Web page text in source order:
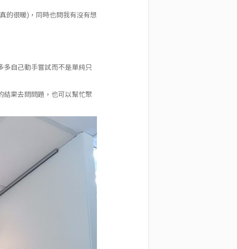
的很暖)，同時也問我有沒有想
自己動手嘗試而不是單純只
結果去問問題，也可以幫忙聚